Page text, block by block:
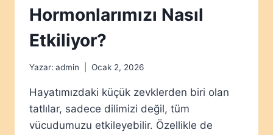
Hormonlarımızı Nasıl
Etkiliyor?
Yazar: admin Ocak 2, 2026
Hayatımızdaki küçük zevklerden biri olan
tatlılar, sadece dilimizi değil, tüm
vücudumuzu etkileyebilir. Özellikle de